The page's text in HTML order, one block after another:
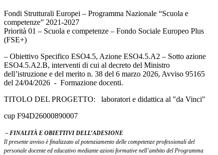
Fondi Strutturali Europei – Programma Nazionale “Scuola e
competenze” 2021-2027
Priorità 01 – Scuola e competenze – Fondo Sociale Europeo Plus
(FSE+)
– Obiettivo Specifico ESO4.5, Azione ESO4.5.A2 – Sotto azione
ESO4.5.A2.B, interventi di cui al decreto del Ministro
dell’istruzione e del merito n. 38 del 6 marzo 2026, Avviso 95165
del 24/04/2026 - Formazione docenti.
TITOLO DEL PROGETTO: laboratori e didattica al "da Vinci"
cup F94D26000890007
– FINALITÀ E OBIETTIVI DELL’ADESIONE
Il presente avviso è finalizzato al potenziamento delle competenze professionali del
personale docente ed educativo mediante azioni formative nell’ambito del Programma